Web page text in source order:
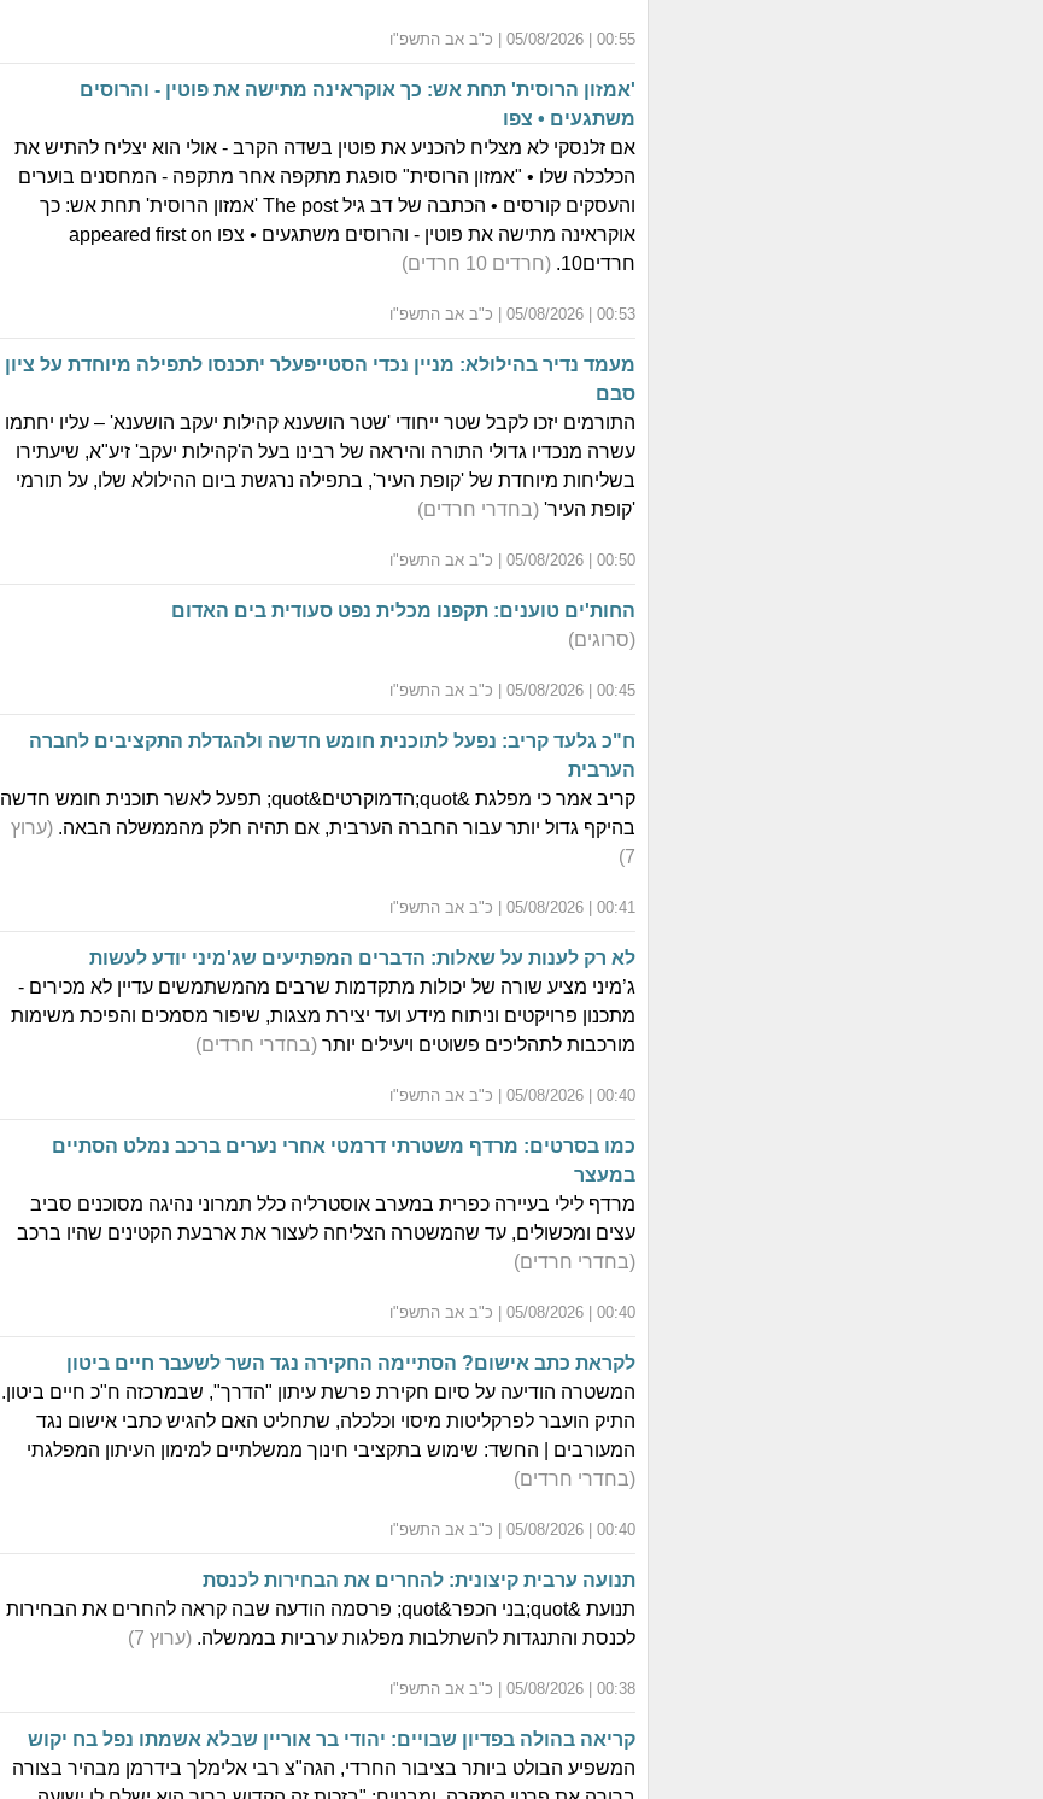
00:55 | 05/08/2026 | כ"ב אב התשפ"ו
'אמזון הרוסית' תחת אש: כך אוקראינה מתישה את פוטין - והרוסים
משתגעים • צפו
אם זלנסקי לא מצליח להכניע את פוטין בשדה הקרב - אולי הוא יצליח להתיש את
הכלכלה שלו • "אמזון הרוסית" סופגת מתקפה אחר מתקפה - המחסנים בוערים
והעסקים קורסים • הכתבה של דב גיל The post 'אמזון הרוסית' תחת אש: כך
אוקראינה מתישה את פוטין - והרוסים משתגעים • צפו appeared first on
חרדים10.
(חרדים 10 חרדים)
00:53 | 05/08/2026 | כ"ב אב התשפ"ו
מעמד נדיר בהילולא: מניין נכדי הסטייפעלר יתכנסו לתפילה מיוחדת על ציון
סבם
התורמים יזכו לקבל שטר ייחודי 'שטר הושענא קהילות יעקב הושענא' – עליו יחתמו
עשרה מנכדיו גדולי התורה והיראה של רבינו בעל ה'קהילות יעקב' זיע"א, שיעתירו
בשליחות מיוחדת של 'קופת העיר', בתפילה נרגשת ביום ההילולא שלו, על תורמי
'קופת העיר' (בחדרי חרדים)
00:50 | 05/08/2026 | כ"ב אב התשפ"ו
החות'ים טוענים: תקפנו מכלית נפט סעודית בים האדום
(סרוגים)
00:45 | 05/08/2026 | כ"ב אב התשפ"ו
ח"כ גלעד קריב: נפעל לתוכנית חומש חדשה ולהגדלת התקציבים לחברה
הערבית
קריב אמר כי מפלגת &quot;הדמוקרטים&quot; תפעל לאשר תוכנית חומש חדשה
בהיקף גדול יותר עבור החברה הערבית, אם תהיה חלק מהממשלה הבאה. (ערוץ
7)
00:41 | 05/08/2026 | כ"ב אב התשפ"ו
לא רק לענות על שאלות: הדברים המפתיעים שג'מיני יודע לעשות
ג’מיני מציע שורה של יכולות מתקדמות שרבים מהמשתמשים עדיין לא מכירים -
מתכנון פרויקטים וניתוח מידע ועד יצירת מצגות, שיפור מסמכים והפיכת משימות
מורכבות לתהליכים פשוטים ויעילים יותר (בחדרי חרדים)
00:40 | 05/08/2026 | כ"ב אב התשפ"ו
כמו בסרטים: מרדף משטרתי דרמטי אחרי נערים ברכב נמלט הסתיים
במעצר
מרדף לילי בעיירה כפרית במערב אוסטרליה כלל תמרוני נהיגה מסוכנים סביב
עצים ומכשולים, עד שהמשטרה הצליחה לעצור את ארבעת הקטינים שהיו ברכב
(בחדרי חרדים)
00:40 | 05/08/2026 | כ"ב אב התשפ"ו
לקראת כתב אישום? הסתיימה החקירה נגד השר לשעבר חיים ביטון
המשטרה הודיעה על סיום חקירת פרשת עיתון "הדרך", שבמרכזה ח"כ חיים ביטון.
התיק הועבר לפרקליטות מיסוי וכלכלה, שתחליט האם להגיש כתבי אישום נגד
המעורבים | החשד: שימוש בתקציבי חינוך ממשלתיים למימון העיתון המפלגתי
(בחדרי חרדים)
00:40 | 05/08/2026 | כ"ב אב התשפ"ו
תנועה ערבית קיצונית: להחרים את הבחירות לכנסת
תנועת &quot;בני הכפר&quot; פרסמה הודעה שבה קראה להחרים את הבחירות
לכנסת והתנגדות להשתלבות מפלגות ערביות בממשלה. (ערוץ 7)
00:38 | 05/08/2026 | כ"ב אב התשפ"ו
קריאה בהולה בפדיון שבויים: יהודי בר אוריין שבלא אשמתו נפל בח יקוש
המשפיע הבולט ביותר בציבור החרדי, הגה"צ רבי אלימלך בידרמן מבהיר בצורה